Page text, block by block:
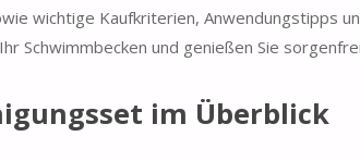
wichtige Kaufkriterien, Anwendungstipps
Schwimmbecken und genießen Sie
im Überblick